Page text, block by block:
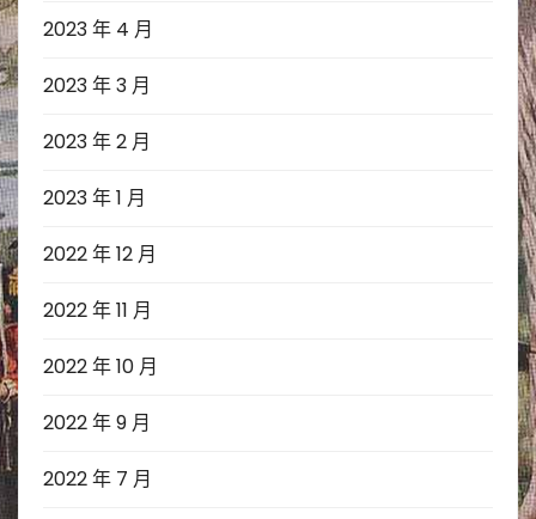
2023 年 4 月
2023 年 3 月
2023 年 2 月
2023 年 1 月
2022 年 12 月
2022 年 11 月
2022 年 10 月
2022 年 9 月
2022 年 7 月